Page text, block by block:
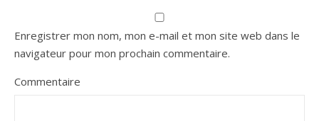
Enregistrer mon nom, mon e-mail et mon site web dans le
navigateur pour mon prochain commentaire.
Commentaire